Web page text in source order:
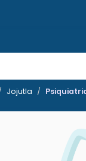
Jojutla